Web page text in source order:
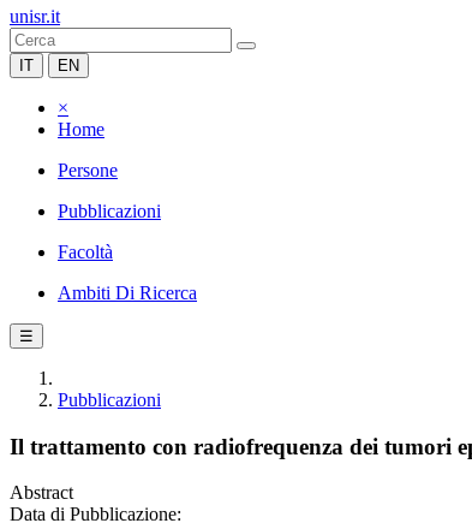
unisr.it
IT EN
×
Home
Persone
Pubblicazioni
Facoltà
Ambiti Di Ricerca
☰
Pubblicazioni
Il trattamento con radiofrequenza dei tumori
Abstract
Data di Pubblicazione: